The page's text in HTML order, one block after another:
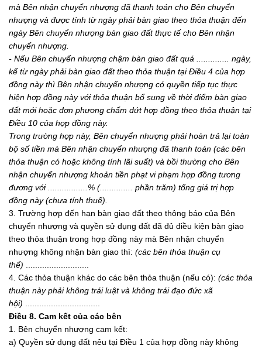
mà Bên nhận chuyển nhượng đã thanh toán cho Bên chuyển
nhượng và được tính từ ngày phải bàn giao theo thỏa thuận đến
ngày Bên chuyển nhượng bàn giao đất thực tế cho Bên nhận
chuyển nhượng.
- Nếu Bên chuyển nhượng chậm bàn giao đất quá
ngày,
kể từ ngày phải bàn giao đất theo thỏa thuận tại Điều 4 của hợp
đồng này thì Bên nhận chuyển nhượng có quyền tiếp tục thực
hiện hợp đồng này với thỏa thuận bổ sung về thời điểm bàn giao
đất mới hoặc đơn phương chấm dứt hợp đồng theo thỏa thuận tại
Điều 10 của hợp đồng này.
Trong trường hợp này, Bên chuyển nhượng phải hoàn trả lại toàn
bộ số tiền mà Bên nhận chuyển nhượng đã thanh toán (các bên
thỏa thuận có hoặc không tính lãi suất) và bồi thường cho Bên
nhận chuyển nhượng khoản tiền phạt vi phạm hợp đồng tương
đương với
% (.
............. phần trăm) tổng giá trị hợp
đồng này (chưa tính thuế).
3. Trường hợp đến hạn bàn giao đất theo thông báo của Bên
chuyển nhượng và quyền sử dụng đất đã đủ điều kiện bàn giao
theo thỏa thuận trong hợp đồng này mà Bên nhận chuyển
nhượng không nhận bàn giao thì: (các bên thỏa thuận cụ
thể)
4. Các thỏa thuận khác do các bên thỏa thuận (nếu có): (các thỏa
thuận này phải không trái luật và không trái đạo đức xã
hội)
Điều 8. Cam kết của các bên
1. Bên chuyển nhượng cam kết:
a) Quyền sử dụng đất nêu tại Điều 1 của hợp đồng này không